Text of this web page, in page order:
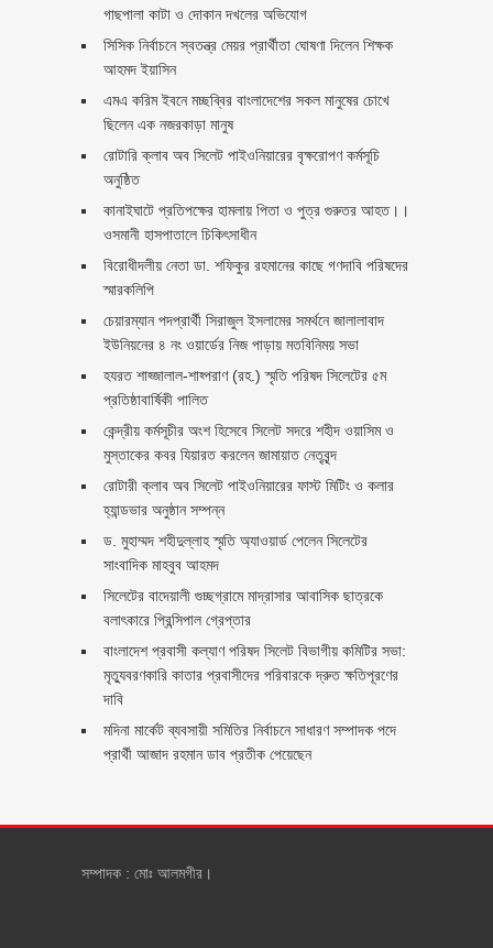
গাছপালা কাটা ও দোকান দখলের অভিযোগ
সিসিক নির্বাচনে স্বতন্ত্র মেয়র প্রার্থীতা ঘোষণা দিলেন শিক্ষক
আহমদ ইয়াসিন
এমএ করিম ইবনে মচ্ছব্বির বাংলাদেশের সকল মানুষের চোখে
ছিলেন এক নজরকাড়া মানুষ ‎
রোটারি ক্লাব অব সিলেট পাইওনিয়ারের বৃক্ষরোপণ কর্মসূচি
অনুষ্ঠিত
কানাইঘাটে প্রতিপক্ষের হামলায় পিতা ও পুত্র গুরুতর আহত।।
ওসমানী হাসপাতালে চিকিৎসাধীন
বিরোধীদলীয় নেতা ডা. শফিকুর রহমানের কাছে গণদাবি পরিষদের
স্মারকলিপি ‎
চেয়ারম্যান পদপ্রার্থী সিরাজুল ইসলামের সমর্থনে জালালাবাদ
ইউনিয়নের ৪ নং ওয়ার্ডের নিজ পাড়ায় মতবিনিময় সভা
হযরত শাহ্জালাল-শাহ্পরাণ (রহ.) স্মৃতি পরিষদ সিলেটের ৫ম
প্রতিষ্ঠাবার্ষিকী পালিত ‎​
কেন্দ্রীয় কর্মসূচীর অংশ হিসেবে সিলেট সদরে শহীদ ওয়াসিম ও
মুস্তাকের কবর যিয়ারত করলেন জামায়াত নেতৃবৃন্দ ‎
রোটারী ক্লাব অব সিলেট পাইওনিয়ারের ফাস্ট মিটিং ও কলার
হ্যান্ডভার অনুষ্ঠান সম্পন্ন
ড. মুহাম্মদ শহীদুল্লাহ স্মৃতি অ্যাওয়ার্ড পেলেন সিলেটের
সাংবাদিক মাহবুব আহমদ
সিলেটের বাদেয়ালী গুচ্ছগ্রামে মাদ্রাসার আবাসিক ছাত্রকে
বলাৎকারে প্রিন্সিপাল গ্রেপ্তার ‎
বাংলাদেশ প্রবাসী কল্যাণ পরিষদ সিলেট বিভাগীয় কমিটির সভা:
মৃত্যুবরণকারি কাতার প্রবাসীদের পরিবারকে দ্রুত ক্ষতিপূরণের
দাবি
মদিনা মার্কেট ব্যবসায়ী সমিতির নির্বাচনে সাধারণ সম্পাদক পদে
প্রার্থী আজাদ রহমান ডাব প্রতীক পেয়েছেন ‎
সম্পাদক : মোঃ আলমগীর।